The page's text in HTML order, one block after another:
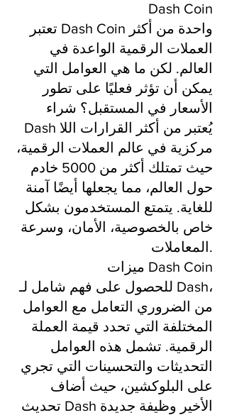
Dash Coin
تعتبر Dash Coin واحدة من أكثر
العملات الرقمية الواعدة في
العالم. لكن ما هي العوامل التي
يمكن أن تؤثر فعليًا على تطور
الأسعار في المستقبل؟ شراء
Dash يُعتبر من أكثر القرارات اللا
مركزية في عالم العملات الرقمية،
حيث تمتلك أكثر من 5000 خادم
حول العالم، مما يجعلها أيضًا آمنة
للغاية. يتمتع المستخدمون بشكل
خاص بالخصوصية، الأمان، وسرعة
المعاملات.
ميزات Dash Coin
للحصول على فهم شامل لـ Dash،
من الضروري التعامل مع العوامل
المختلفة التي تحدد قيمة العملة
الرقمية. تشمل هذه العوامل
التحديثات والتحسينات التي تجري
على البلوكشين، حيث أضاف
تحديث Dash الأخير وظيفة جديدة